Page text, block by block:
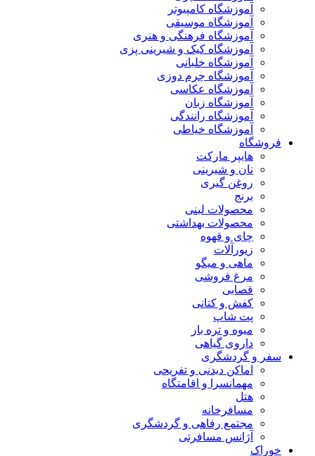
آموزشگاه کامپیوتر
آموزشگاه موسیقی
آموزشگاه فرهنگی و هنری
آموزشگاه کیک و شیرینی پزی
آموزشگاه خلبانی
آموزشگاه چرم دوزی
آموزشگاه عکاسی
آموزشگاه زبان
آموزشگاه رانندگی
آموزشگاه خیاطی
فروشگاه
هایپر مارکت
نان و شیرینی
روغن گیری
برنج
محصولات لبنی
محصولات بهداشتی
چای و قهوه
زیورآلات
ماهی و میگو
مرغ فروشی
قصابی
کفش و کتانی
پت شاپ
میوه و تره بار
داروی گیاهی
سفر و گردشگری
اماکن دیدنی و تفریحی
مهمانسرا و اقامتگاه
هتل
مسافرخانه
مجتمع رفاهی و گردشگری
آژانس مسافرتی
خوراک